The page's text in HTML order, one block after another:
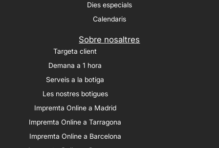
Dies especials
Calendaris
Sobre nosaltres
Targeta client
Demana a 1 hora
Serveis a la botiga
Les nostres botigues
Impremta Online a Madrid
Impremta Online a Tarragona
Impremta Online a Barcelona